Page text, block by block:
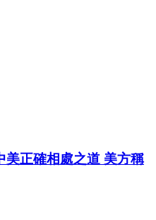
美正確相處之道 美方稱